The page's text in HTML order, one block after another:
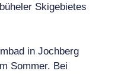
Skigebietes
in Jochberg
Sommer. Bei